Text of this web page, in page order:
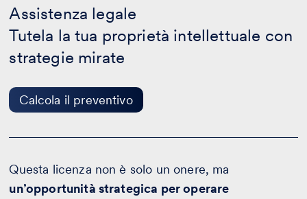
Assistenza legale
Tutela la tua proprietà intellettuale con
strategie mirate
Calcola il preventivo
legale
-
Calcola
preventivo
Questa licenza non è solo un onere, ma
un’opportunità strategica per operare